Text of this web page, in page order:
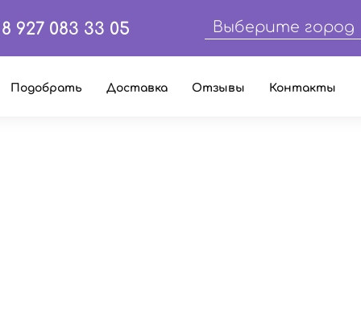
8 927 083 33 05 Выберите город
Подобрать Доставка Отзывы Контакты